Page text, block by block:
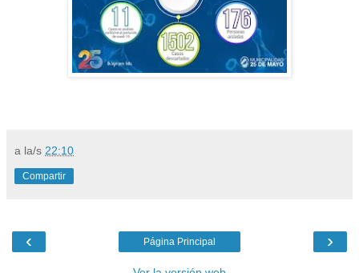
a la/s 22:10
Compartir
‹ ›
Página Principal